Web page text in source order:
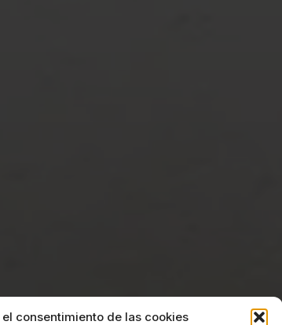
consentimiento de las cookies